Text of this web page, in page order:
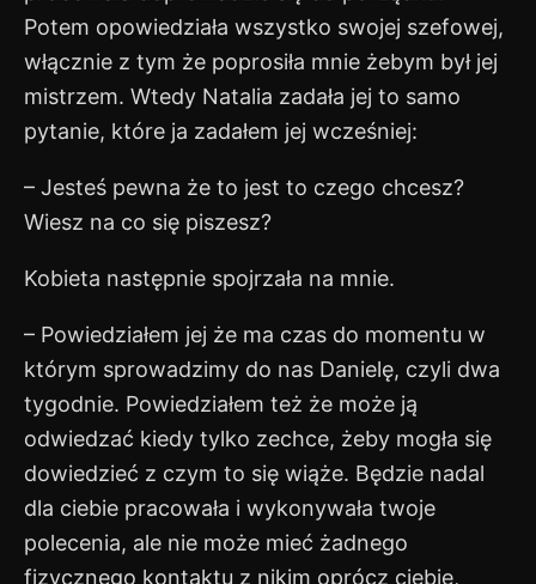
Potem opowiedziała wszystko swojej szefowej,
włącznie z tym że poprosiła mnie żebym był jej
mistrzem. Wtedy Natalia zadała jej to samo
pytanie, które ja zadałem jej wcześniej:
– Jesteś pewna że to jest to czego chcesz?
Wiesz na co się piszesz?
Kobieta następnie spojrzała na mnie.
– Powiedziałem jej że ma czas do momentu w
którym sprowadzimy do nas Danielę, czyli dwa
tygodnie. Powiedziałem też że może ją
odwiedzać kiedy tylko zechce, żeby mogła się
dowiedzieć z czym to się wiąże. Będzie nadal
dla ciebie pracowała i wykonywała twoje
polecenia, ale nie może mieć żadnego
fizycznego kontaktu z nikim oprócz ciebie,